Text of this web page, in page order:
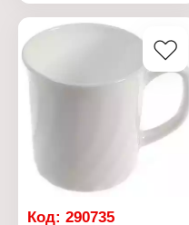
машине
Материал: стекло
Код: 290735